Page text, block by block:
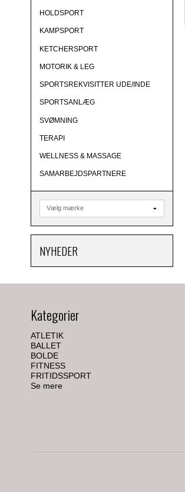
HOLDSPORT
KAMPSPORT
KETCHERSPORT
MOTORIK & LEG
SPORTSREKVISITTER UDE/INDE
SPORTSANLÆG
SVØMNING
TERAPI
WELLNESS & MASSAGE
SAMARBEJDSPARTNERE
NYHEDER
Kategorier
ATLETIK
BALLET
BOLDE
FITNESS
FRITIDSSPORT
Se mere